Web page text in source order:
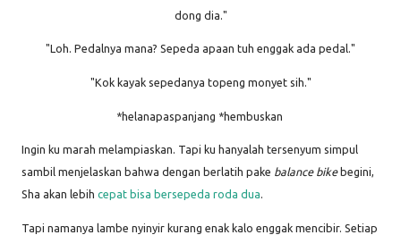
dong dia."
"Loh. Pedalnya mana? Sepeda apaan tuh enggak ada pedal."
"Kok kayak sepedanya topeng monyet sih."
*helanapaspanjang *hembuskan
Ingin ku marah melampiaskan. Tapi ku hanyalah tersenyum simpul
sambil menjelaskan bahwa dengan berlatih pake balance bike begini,
Sha akan lebih cepat bisa bersepeda roda dua.
Tapi namanya lambe nyinyir kurang enak kalo enggak mencibir. Setiap